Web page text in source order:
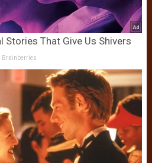
Stories That Give Us Shivers
Brainberries